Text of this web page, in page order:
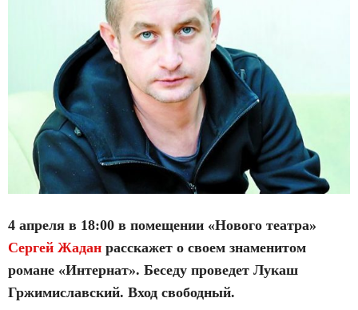
4 апреля в 18:00 в помещении «Нового театра»
Сергей Жадан расскажет о своем знаменитом
романе «Интернат». Беседу проведет Лукаш
Гржимиславский. Вход свободный.